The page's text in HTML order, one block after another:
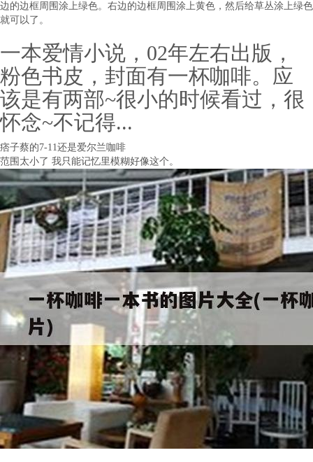
边的边框周围涂上绿色。右边的边框周围涂上黄色，然后给草丛涂上绿色
就可以了。
一本爱情小说，02年左右出版，
粉色书皮，封面有一杯咖啡。应
该是有两部~很小的时候看过，很
怀念~不记得...
痞子蔡的7-11还是爱尔兰咖啡
范围太小了 我只能记忆里模糊好像这个。